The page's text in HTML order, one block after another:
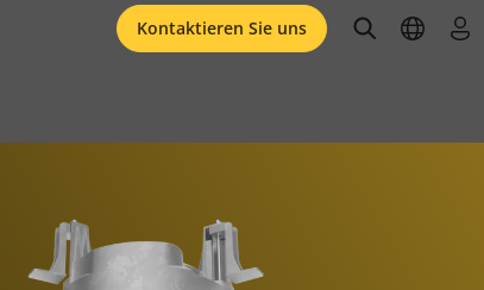
Kontaktieren Sie uns openopen